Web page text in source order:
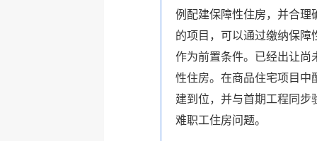
例配建保障性住房，并合理
的项目，可以通过缴纳保障
作为前置条件。已经出让尚
性住房。在商品住宅项目中
建到位，并与首期工程同步
难职工住房问题。